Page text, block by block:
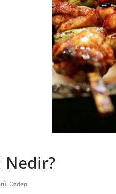
Nedir?
Özden